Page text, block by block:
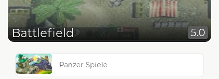
Battlefield 5.0
Panzer Spiele